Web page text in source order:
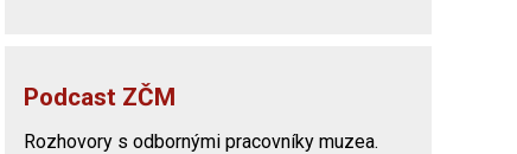
Podcast ZČM
Rozhovory s odbornými pracovníky muzea.